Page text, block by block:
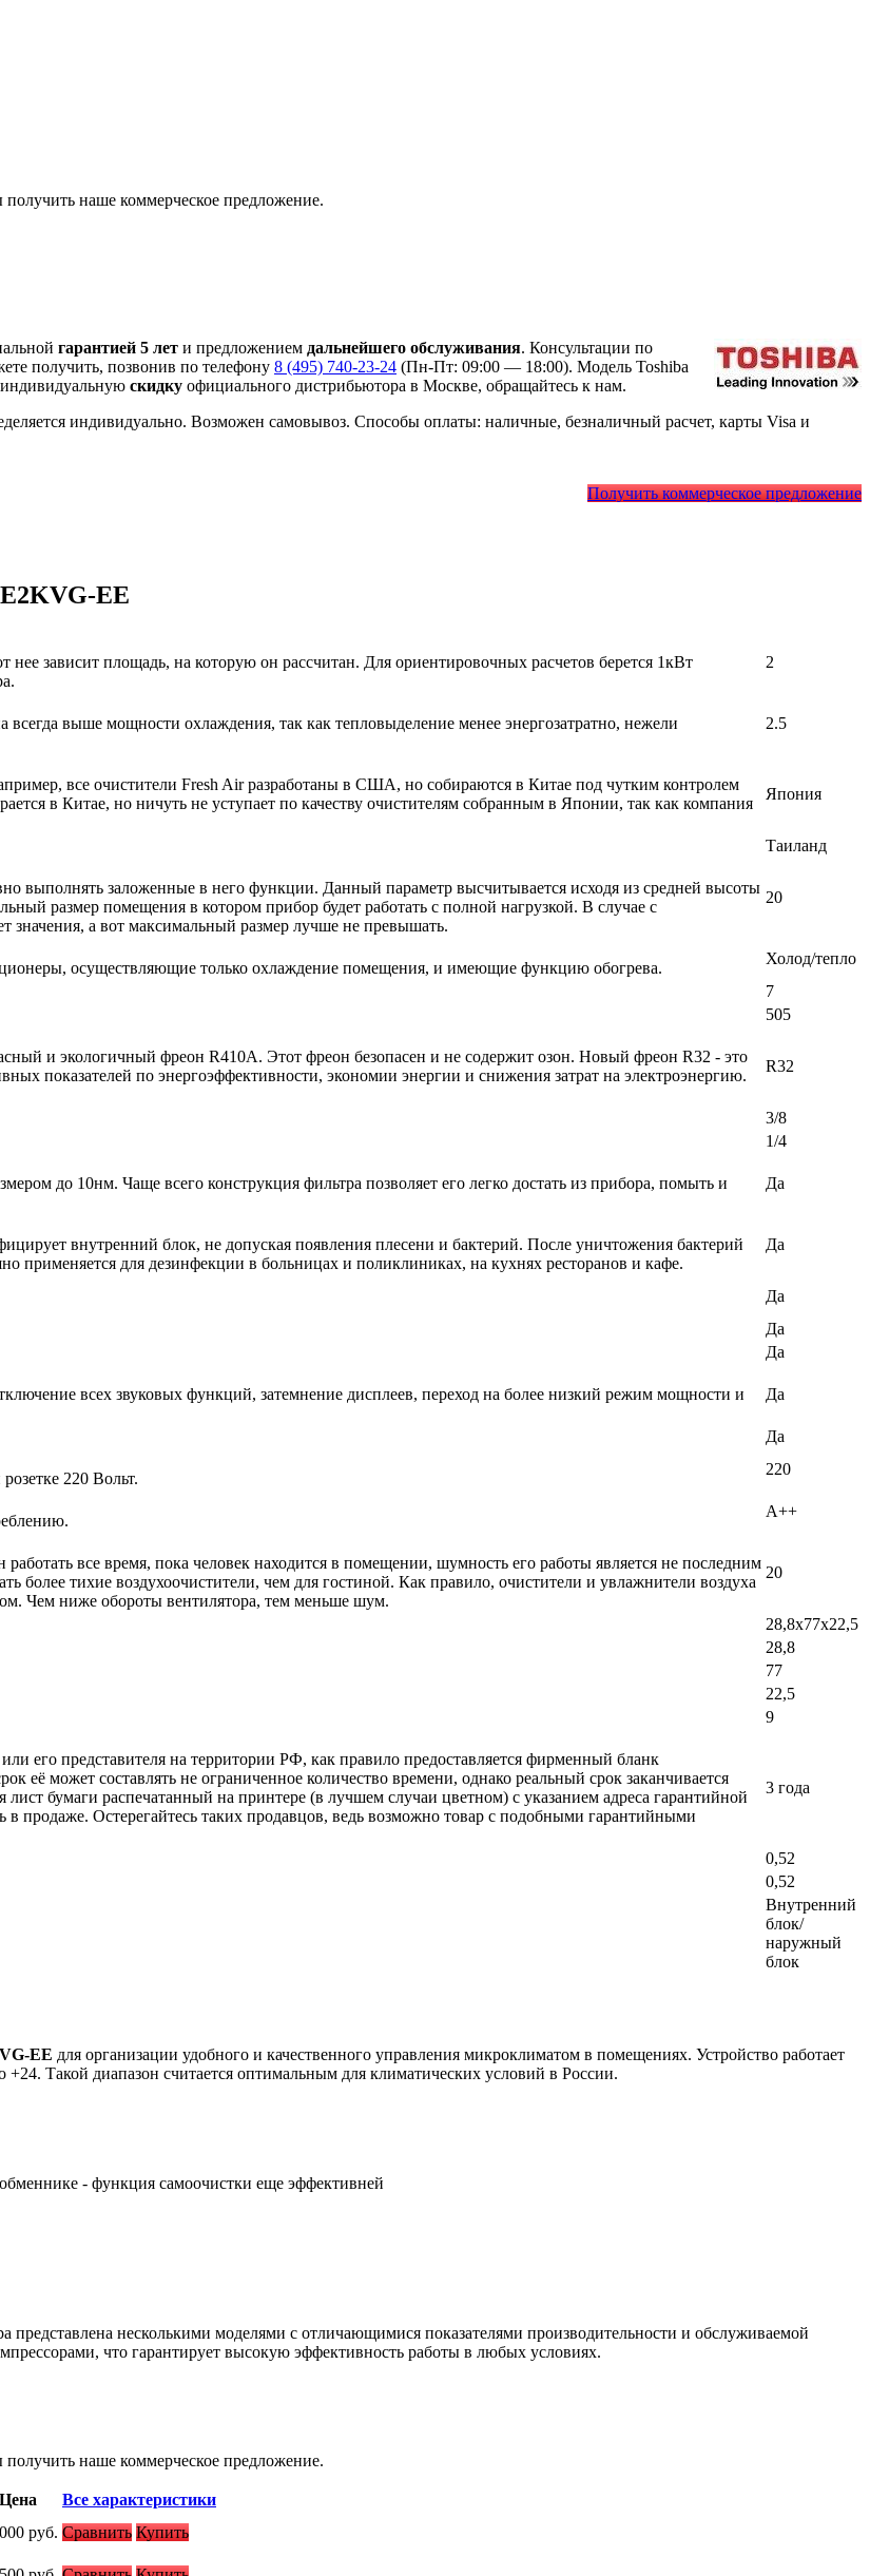
получить наше коммерческое предложение.
гарантией 5 лет и предложением дальнейшего обслуживания. Консультации по
получить, позвонив по телефону 8 (495) 740-23-24 (Пн-Пт: 09:00 — 18:00). Модель Toshiba
скидку официального дистрибьютора в Москве, обращайтесь к нам.
индивидуально. Возможен самовывоз. Способы оплаты: наличные, безналичный расчет, карты Visa и
Получить коммерческое предложение
EE
зависит площадь, на которую он рассчитан. Для ориентировочных расчетов берется 1кВт
2
выше мощности охлаждения, так как тепловыделение менее энергозатратно, нежели
2.5
все очистители Fresh Air разработаны в США, но собираются в Китае под чутким контролем
в Китае, но ничуть не уступает по качеству очистителям собранным в Японии, так как компания
Япония
Таиланд
выполнять заложенные в него функции. Данный параметр высчитывается исходя из средней высоты
размер помещения в котором прибор будет работать с полной нагрузкой. В случае с
а вот максимальный размер лучше не превышать.
20
осуществляющие только охлаждение помещения, и имеющие функцию обогрева.
Холод/тепло
7
505
и экологичный фреон R410A. Этот фреон безопасен и не содержит озон. Новый фреон R32 - это
показателей по энергоэффективности, экономии энергии и снижения затрат на электроэнергию.
R32
3/8
1/4
до 10нм. Чаще всего конструкция фильтра позволяет его легко достать из прибора, помыть и
Да
внутренний блок, не допуская появления плесени и бактерий. После уничтожения бактерий
применяется для дезинфекции в больницах и поликлиниках, на кухнях ресторанов и кафе.
Да
Да
Да
Да
всех звуковых функций, затемнение дисплеев, переход на более низкий режим мощности и
Да
Да
220 Вольт.
220
A++
все время, пока человек находится в помещении, шумность его работы является не последним
тихие воздухоочистители, чем для гостиной. Как правило, очистители и увлажнители воздуха
Чем ниже обороты вентилятора, тем меньше шум.
20
28,8x77x22,5
28,8
77
22,5
9
его представителя на территории РФ, как правило предоставляется фирменный бланк
её может составлять не ограниченное количество времени, однако реальный срок заканчивается
бумаги распечатанный на принтере (в лучшем случаи цветном) с указанием адреса гарантийной
в продаже. Остерегайтесь таких продавцов, ведь возможно товар с подобными гарантийными
3 года
0,52
0,52
Внутренний
блок/
наружный
блок
EE для организации удобного и качественного управления микроклиматом в помещениях. Устройство работает
Такой диапазон считается оптимальным для климатических условий в России.
- функция самоочистки еще эффективней
представлена несколькими моделями с отличающимися показателями производительности и обслуживаемой
что гарантирует высокую эффективность работы в любых условиях.
получить наше коммерческое предложение.
Цена
Все характеристики
руб. Сравнить Купить